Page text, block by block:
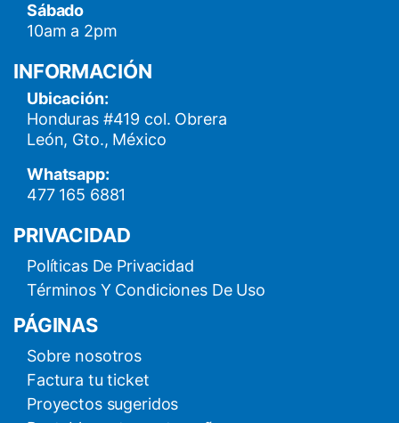
Sábado
10am a 2pm
INFORMACIÓN
Ubicación:
Honduras #419 col. Obrera
León, Gto., México
Whatsapp:
477 165 6881
PRIVACIDAD
Políticas De Privacidad
Términos Y Condiciones De Uso
PÁGINAS
Sobre nosotros
Factura tu ticket
Proyectos sugeridos